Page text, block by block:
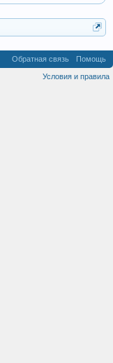
Обратная связь Помощь
Условия и правила